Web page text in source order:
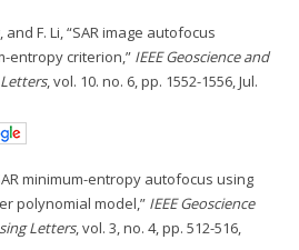
and F. Li, “SAR image autofocus
entropy criterion,” IEEE Geoscience and
, vol. 10. no. 6, pp. 1552-1556, Jul.
minimum-entropy autofocus using
polynomial model,” IEEE Geoscience
Letters, vol. 3, no. 4, pp. 512-516,